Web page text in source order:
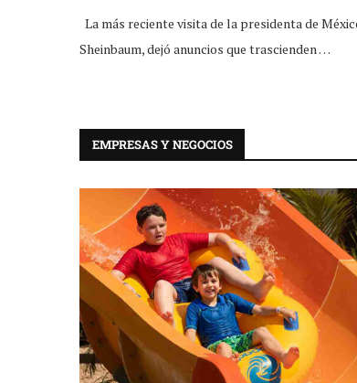
La más reciente visita de la presidenta de
Sheinbaum, dejó anuncios que trascienden …
EMPRESAS Y NEGOCIOS